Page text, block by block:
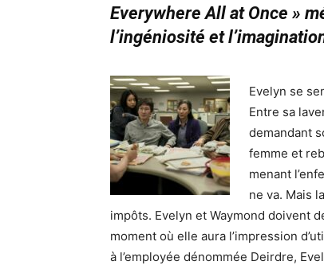
Everywhere All at Once »
l’ingéniosité et
Evelyn se
Entre sa
demandant
femme et
menant
ne va. Mais
impôts. Evelyn et Waymond doivent
moment où elle aura l’impression
à l’employée dénommée Deirdre,